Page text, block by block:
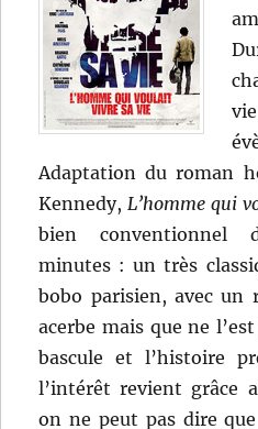
Adaptation du roman
Kennedy, L’homme qui
bien conventionnel
minutes : un très
bobo parisien, avec un
acerbe mais que ne
bascule et l’histoire
l’intérêt revient grâce
on ne peut pas dire